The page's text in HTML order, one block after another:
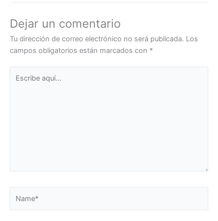
Dejar un comentario
Tu dirección de correo electrónico no será publicada. Los
campos obligatorios están marcados con *